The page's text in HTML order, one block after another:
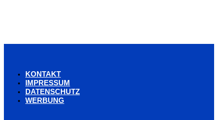
KONTAKT
IMPRESSUM
DATENSCHUTZ
WERBUNG